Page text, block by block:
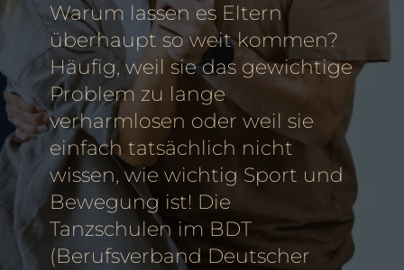
Warum lassen es Eltern
überhaupt so weit kommen?
Häufig, weil sie das gewichtige
Problem zu lange
verharmlosen oder weil sie
einfach tatsächlich nicht
wissen, wie wichtig Sport und
Bewegung ist! Die
Tanzschulen im BDT
(Berufsverband Deutscher